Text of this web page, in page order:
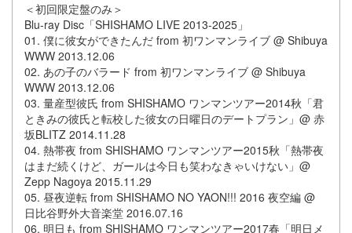
＜初回限定盤のみ＞
Blu-ray Disc「SHISHAMO LIVE 2013-2025」
01. 僕に彼女ができたんだ from 初ワンマンライブ @ Shibuya
WWW 2013.12.06
02. あの子のバラード from 初ワンマンライブ @ Shibuya
WWW 2013.12.06
03. 量産型彼氏 from SHISHAMO ワンマンツアー2014秋「君
ときみの彼氏と転校した彼女の日曜日のデートプラン」@ 赤
坂BLITZ 2014.11.28
04. 熱帯夜 from SHISHAMO ワンマンツアー2015秋「熱帯夜
はまだ続くけど、ガールは今日も笑わなきゃいけない」@
Zepp Nagoya 2015.11.29
05. 昼夜逆転 from SHISHAMO NO YAON!!! 2016 夜空編 @
日比谷野外大音楽堂 2016.07.16
06. 明日も from SHISHAMO ワンマンツアー2017春「明日メ